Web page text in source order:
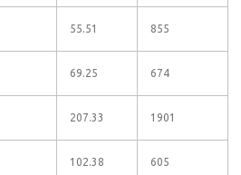
55.51 855
69.25 674
207.33 1901
102.38 605